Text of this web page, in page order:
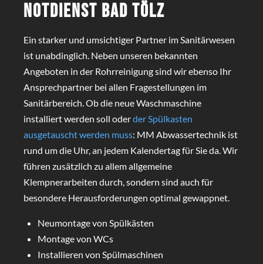
Notdienst Bad Tölz
Ein starker und umsichtiger Partner im Sanitärwesen
ist unabdinglich. Neben unseren bekannten
Angeboten in der Rohrreinigung sind wir ebenso Ihr
Ansprechpartner bei allen Fragestellungen im
Sanitärbereich. Ob die neue Waschmaschine
installiert werden soll oderder Spülkasten
ausgetauscht werden muss: MM Abwassertechnik ist
rund um die Uhr, an jedem Kalendertag für Sie da. Wir
führen zusätzlich zu allem allgemeine
Klempnerarbeiten durch, sondern sind auch für
besondere Herausforderungen optimal gewappnet.
Neumontage von Spülkästen
Montage von WCs
Installieren von Spülmaschinen